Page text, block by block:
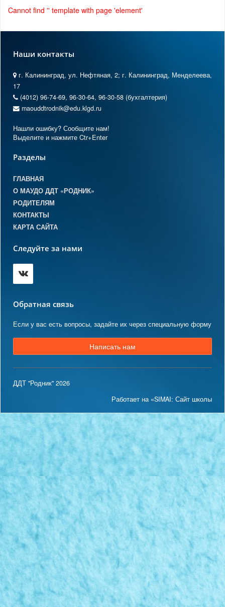
Cannot find '' template with page 'element'
Наши контакты
г. Калининград, ул. Нефтяная, 2; г. Калининград, Менделеева,
17
(4012) 96-74-69, 96-30-64, 96-30-58 (бухгалтерия)
maouddtrodnik@edu.klgd.ru
Нашли ошибку? Сообщите нам!
Выделите и нажмите Ctr+Enter
Разделы
ГЛАВНАЯ
О МАУДО ДДТ «РОДНИК»
РОДИТЕЛЯМ
КОНТАКТЫ
КАРТА САЙТА
Следуйте за нами
Обратная связь
Если у вас есть вопросы, задайте их через специальную форму
Написать нам
ДДТ "Родник" 2026
Работает на «SIMAI: Сайт школы